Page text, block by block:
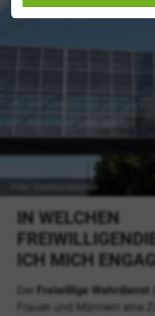
IN WELCHEN
ICH MICH
Der Freiwillige Wehrdienst
Frauen und Männern eine